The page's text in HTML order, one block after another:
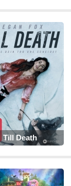
Till Death